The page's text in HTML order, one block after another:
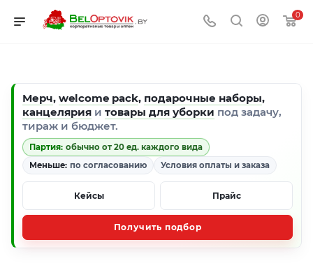
0
Мерч, welcome pack, подарочные наборы,
канцелярия и товары для уборки под задачу,
тираж и бюджет.
Партия: обычно от 20 ед. каждого вида
Меньше: по согласованию Условия оплаты и заказа
Кейсы Прайс
Получить подбор